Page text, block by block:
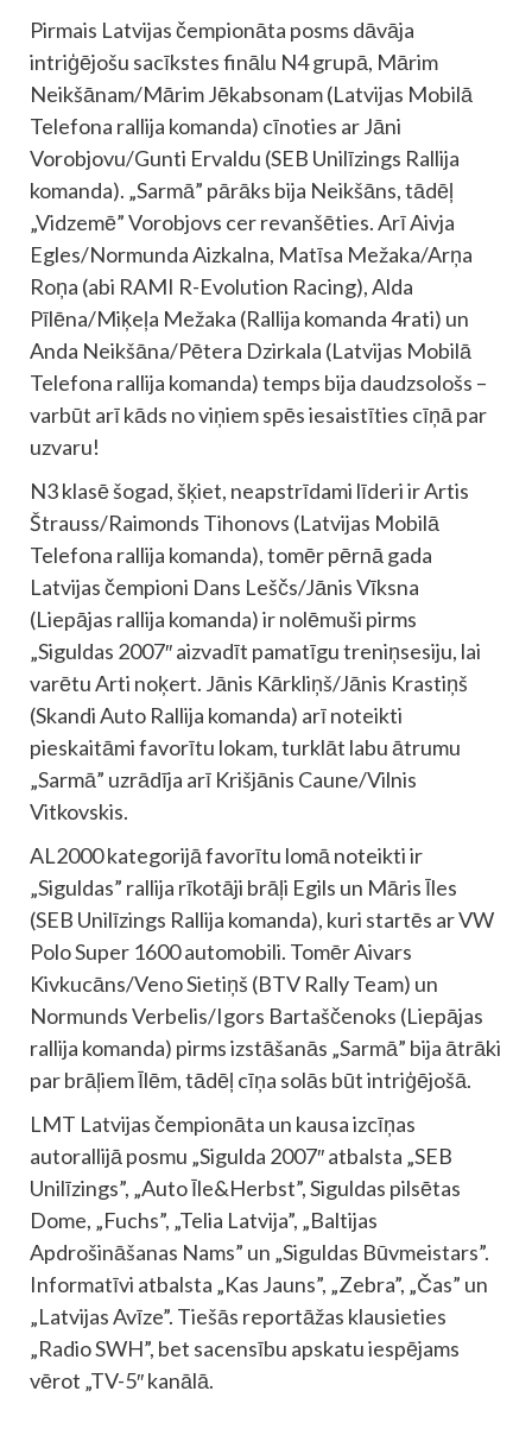
Pirmais Latvijas čempionāta posms dāvāja
intriģējošu sacīkstes finālu N4 grupā, Mārim
Neikšānam/Mārim Jēkabsonam (Latvijas Mobilā
Telefona rallija komanda) cīnoties ar Jāni
Vorobjovu/Gunti Ervaldu (SEB Unilīzings Rallija
komanda). „Sarmā” pārāks bija Neikšāns, tādēļ
„Vidzemē” Vorobjovs cer revanšēties. Arī Aivja
Egles/Normunda Aizkalna, Matīsa Mežaka/Arņa
Roņa (abi RAMI R-Evolution Racing), Alda
Pīlēna/Miķeļa Mežaka (Rallija komanda 4rati) un
Anda Neikšāna/Pētera Dzirkala (Latvijas Mobilā
Telefona rallija komanda) temps bija daudzsološs –
varbūt arī kāds no viņiem spēs iesaistīties cīņā par
uzvaru!
N3 klasē šogad, šķiet, neapstrīdami līderi ir Artis
Štrauss/Raimonds Tihonovs (Latvijas Mobilā
Telefona rallija komanda), tomēr pērnā gada
Latvijas čempioni Dans Leščs/Jānis Vīksna
(Liepājas rallija komanda) ir nolēmuši pirms
„Siguldas 2007″ aizvadīt pamatīgu treniņsesiju, lai
varētu Arti noķert. Jānis Kārkliņš/Jānis Krastiņš
(Skandi Auto Rallija komanda) arī noteikti
pieskaitāmi favorītu lokam, turklāt labu ātrumu
„Sarmā” uzrādīja arī Krišjānis Caune/Vilnis
Vitkovskis.
AL2000 kategorijā favorītu lomā noteikti ir
„Siguldas” rallija rīkotāji brāļi Egils un Māris Īles
(SEB Unilīzings Rallija komanda), kuri startēs ar VW
Polo Super 1600 automobili. Tomēr Aivars
Kivkucāns/Veno Sietiņš (BTV Rally Team) un
Normunds Verbelis/Igors Bartaščenoks (Liepājas
rallija komanda) pirms izstāšanās „Sarmā” bija ātrāki
par brāļiem Īlēm, tādēļ cīņa solās būt intriģējošā.
LMT Latvijas čempionāta un kausa izcīņas
autorallijā posmu „Sigulda 2007″ atbalsta „SEB
Unilīzings”, „Auto Īle&Herbst”, Siguldas pilsētas
Dome, „Fuchs”, „Telia Latvija”, „Baltijas
Apdrošināšanas Nams” un „Siguldas Būvmeistars”.
Informatīvi atbalsta „Kas Jauns”, „Zebra”, „Čas” un
„Latvijas Avīze”. Tiešās reportāžas klausieties
„Radio SWH”, bet sacensību apskatu iespējams
vērot „TV-5″ kanālā.